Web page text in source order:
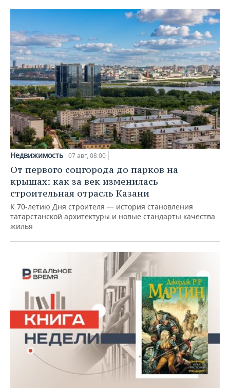
Недвижимость 07 авг, 08:00
От первого соцгорода до парков на
крышах: как за век изменилась
строительная отрасль Казани
К 70-летию Дня строителя — история становления
татарстанской архитектуры и новые стандарты качества
жилья